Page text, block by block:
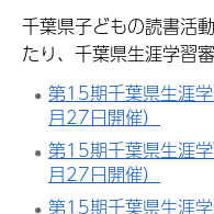
千葉県子どもの読書活
たり、千葉県生涯学習
第15期千葉県生涯
月27日開催）
第15期千葉県生涯
月27日開催）
第15期千葉県生涯